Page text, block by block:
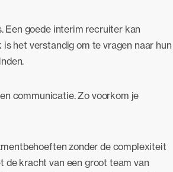
goede interim recruiter kan
het verstandig om te vragen naar hun
communicatie. Zo voorkom je
zonder de complexiteit
de kracht van een groot team van